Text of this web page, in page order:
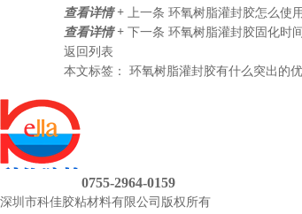
查看详情 + 上一条 环氧树脂灌封胶怎么使
查看详情 + 下一条 环氧树脂灌封胶固化时
返回列表
本文标签： 环氧树脂灌封胶有什么突出的
0755-2964-0159
深圳市科佳胶粘材料有限公司 版权所有